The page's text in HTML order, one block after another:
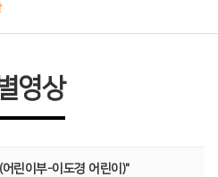
영상
린이부-이도경 어린이)"